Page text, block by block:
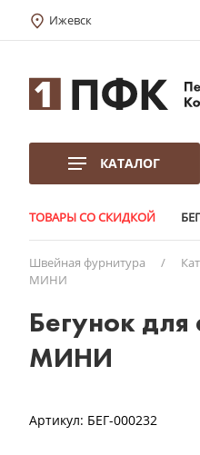
Ижевск
КАТАЛОГ
ТОВАРЫ СО СКИДКОЙ
Швейная фурнитура /
МИНИ
Бегунок
МИНИ
Артикул: БЕГ-000232